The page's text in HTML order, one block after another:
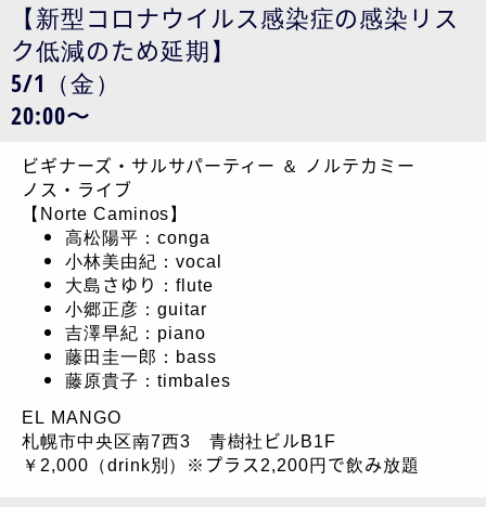
【新型コロナウイルス感染症の感染リス
ク低減のため延期】
5/1（金）
20:00〜
ビギナーズ・サルサパーティー ＆ ノルテカミー
ノス・ライブ
【Norte Caminos】
高松陽平：conga
小林美由紀：vocal
大島さゆり：flute
小郷正彦：guitar
吉澤早紀：piano
藤田圭一郎：bass
藤原貴子：timbales
EL MANGO
札幌市中央区南7西3 青樹社ビルB1F
￥2,000（drink別）※プラス2,200円で飲み放題